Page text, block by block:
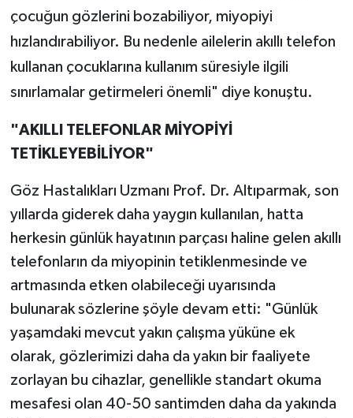
çocuğun gözlerini bozabiliyor, miyopiyi
hızlandırabiliyor. Bu nedenle ailelerin akıllı telefon
kullanan çocuklarına kullanım süresiyle ilgili
sınırlamalar getirmeleri önemli" diye konuştu.
"AKILLI TELEFONLAR MİYOPİYİ
TETİKLEYEBİLİYOR"
Göz Hastalıkları Uzmanı Prof. Dr. Altıparmak, son
yıllarda giderek daha yaygın kullanılan, hatta
herkesin günlük hayatının parçası haline gelen akıllı
telefonların da miyopinin tetiklenmesinde ve
artmasında etken olabileceği uyarısında
bulunarak sözlerine şöyle devam etti: "Günlük
yaşamdaki mevcut yakın çalışma yüküne ek
olarak, gözlerimizi daha da yakın bir faaliyete
zorlayan bu cihazlar, genellikle standart okuma
mesafesi olan 40-50 santimden daha da yakında